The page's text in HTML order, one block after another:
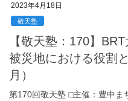
2023年4月18日
敬天塾
【敬天塾：170】
被災地における役割
月）
第170回敬天塾 □主催：豊中ま